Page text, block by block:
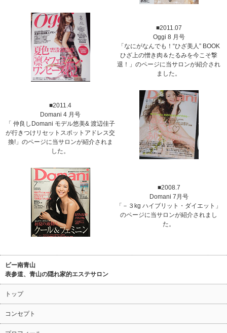
■2011.07
Oggi 8 月号
「なにがなんでも！“ひざ美人” BOOK
ひざ上の憎き肉＆たるみを今こそ撃
退！」のページに当サロンが紹介され
ました。
■2011.4
Domani 4 月号
「 仲良しDomani モデル悠美& 渡辺佳子
が行きつけリセットスポットアドレス交
換!」のページに当サロンが紹介されま
した。
■2008.7
Domani 7月号
「－３kg ハイブリット・ダイエット」
のページに当サロンが紹介されまし
た。
ビー南青山
表参道、青山の隠れ家的エステサロン
トップ
コンセプト